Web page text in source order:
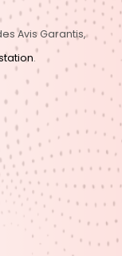
Avis Garantis,
.